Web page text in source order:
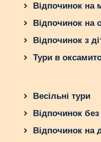
Відпочинок на
Відпочинок на
Відпочинок з
Тури в
Весільні тури
Відпочинок без
Відпочинок на